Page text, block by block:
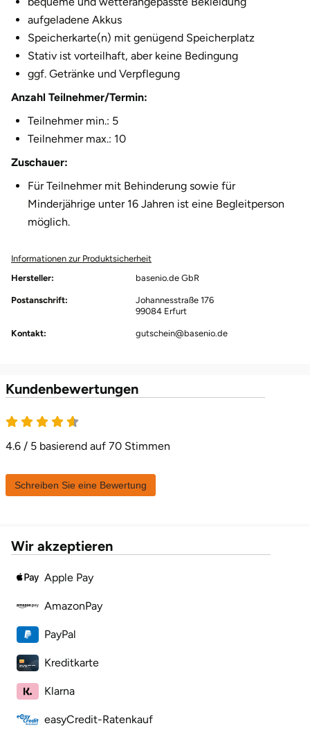
aufgeladene Akkus
Speicherkarte(n) mit genügend Speicherplatz
Stativ ist vorteilhaft, aber keine Bedingung
ggf. Getränke und Verpflegung
Anzahl Teilnehmer/Termin:
Teilnehmer min.: 5
Teilnehmer max.: 10
Zuschauer:
Für Teilnehmer mit Behinderung sowie für
Minderjährige unter 16 Jahren ist eine Begleitperson
möglich.
Informationen zur Produktsicherheit
Hersteller:
basenio.de GbR
Postanschrift:
Johannesstraße 176
99084 Erfurt
Kontakt: gutschein@basenio.de
Kundenbewertungen
4.6 / 5 basierend auf 70 Stimmen
Schreiben Sie eine Bewertung
Wir akzeptieren
Apple Pay
AmazonPay
PayPal
Kreditkarte
Klarna
easyCredit-Ratenkauf
Halle
Hamburg
Hannover
Haßfurt
Heidelberg
Heidenheim
Heilbronn
Heldburg
Herzogenaurach
Homburg
Jena
Jerichower Land
Kamp-Lintfort
Karlsruhe
Kempten